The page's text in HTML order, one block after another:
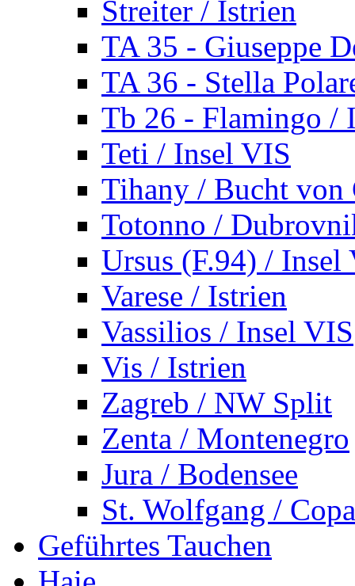
Streiter / Istrien
TA 35 - Giuseppe
TA 36 - Stella
Tb 26 - Flamingo /
Teti / Insel VIS
Tihany / Bucht von
Totonno /
Ursus (F.94) / Insel
Varese / Istrien
Vassilios / Insel VIS
Vis / Istrien
Zagreb / NW Split
Zenta / Montenegro
Jura / Bodensee
St. Wolfgang /
Geführtes Tauchen